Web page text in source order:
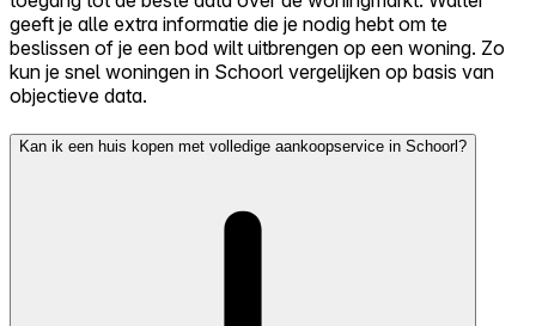
geeft je alle extra informatie die je nodig hebt om te
beslissen of je een bod wilt uitbrengen op een woning. Zo
kun je snel woningen in Schoorl vergelijken op basis van
objectieve data.
Kan ik een huis kopen met volledige aankoopservice in Schoorl?